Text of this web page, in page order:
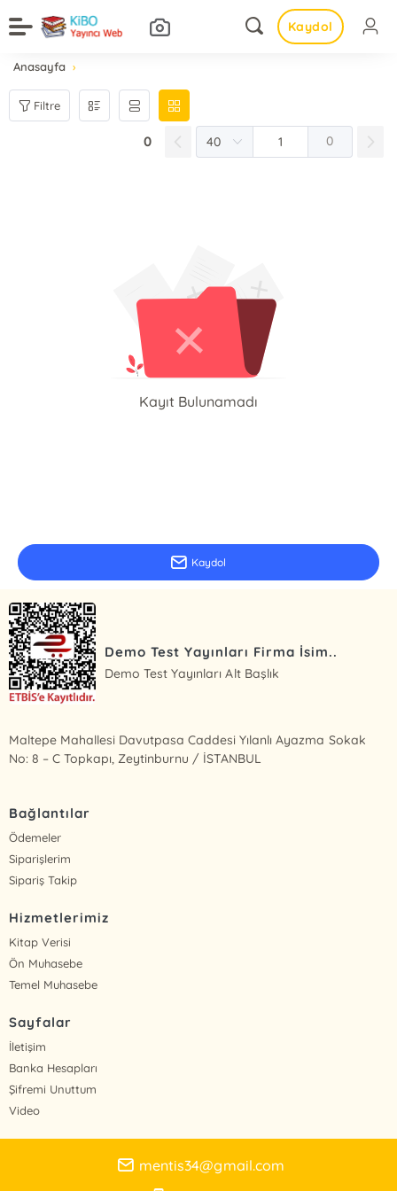
Kaydol
Anasayfa
Filtre
0 0
Kayıt Bulunamadı
Kaydol
Demo Test Yayınları Firma İsim..
Demo Test Yayınları Alt Başlık
Maltepe Mahallesi Davutpasa Caddesi Yılanlı Ayazma Sokak
No: 8 – C Topkapı, Zeytinburnu / İSTANBUL
Bağlantılar
Ödemeler
Siparişlerim
Sipariş Takip
Hizmetlerimiz
Kitap Verisi
Ön Muhasebe
Temel Muhasebe
Sayfalar
İletişim
Banka Hesapları
Şifremi Unuttum
Video
mentis34@gmail.com